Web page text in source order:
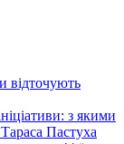
відточують
з якими
Пастуха